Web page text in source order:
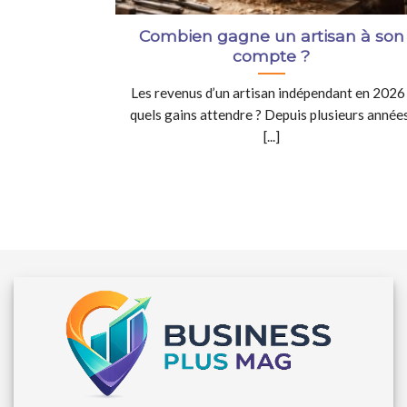
Combien gagne un artisan à son
compte ?
Les revenus d’un artisan indépendant en 2026
quels gains attendre ? Depuis plusieurs
[...]